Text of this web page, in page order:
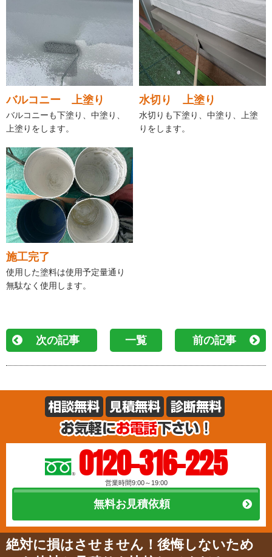
バルコニー 上塗り
バルコニーも下塗り、中塗り、
上塗りをします。
水切り 上塗り
水切りも下塗り、中塗り、上塗
りをします。
施工完了
使用した塗料は使用予定量通り
無駄なく使用します。
次の記事 一覧 前の記事
0120-316-225
営業時間9:00～19:00
無料お見積依頼
絶対に損はさせません！後悔しないため